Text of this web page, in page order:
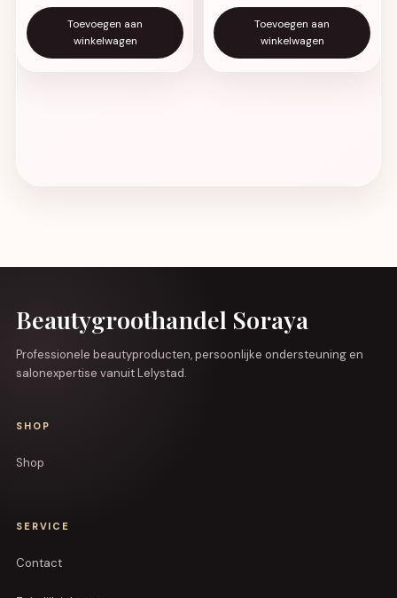
Toevoegen aan
winkelwagen
Toevoegen aan
winkelwagen
Beautygroothandel Soraya
Professionele beautyproducten, persoonlijke ondersteuning en
salonexpertise vanuit Lelystad.
SHOP
Shop
SERVICE
Contact